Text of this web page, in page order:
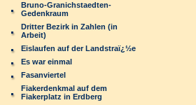
Bruno-Granichstaedten-
Gedenkraum
Dritter Bezirk in Zahlen (in
Arbeit)
Eislaufen auf der Landstraï¿½e
Es war einmal
Fasanviertel
Fiakerdenkmal auf dem
Fiakerplatz in Erdberg